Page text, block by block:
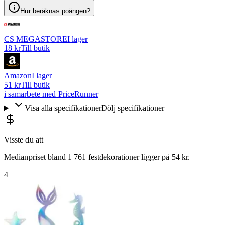
Hur beräknas poängen?
CS MEGASTOREI lager
18 krTill butik
AmazonI lager
51 krTill butik
i samarbete med PriceRunner
Visa alla specifikationerDölj specifikationer
Visste du att
Medianpriset bland 1 761 festdekorationer ligger på 54 kr.
4